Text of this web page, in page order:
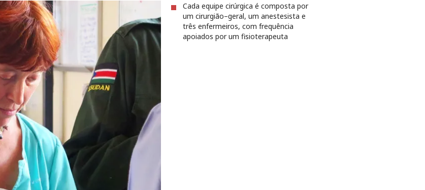
Cada equipe cirúrgica é composta por
um cirurgião–geral, um anestesista e
três enfermeiros, com frequência
apoiados por um fisioterapeuta